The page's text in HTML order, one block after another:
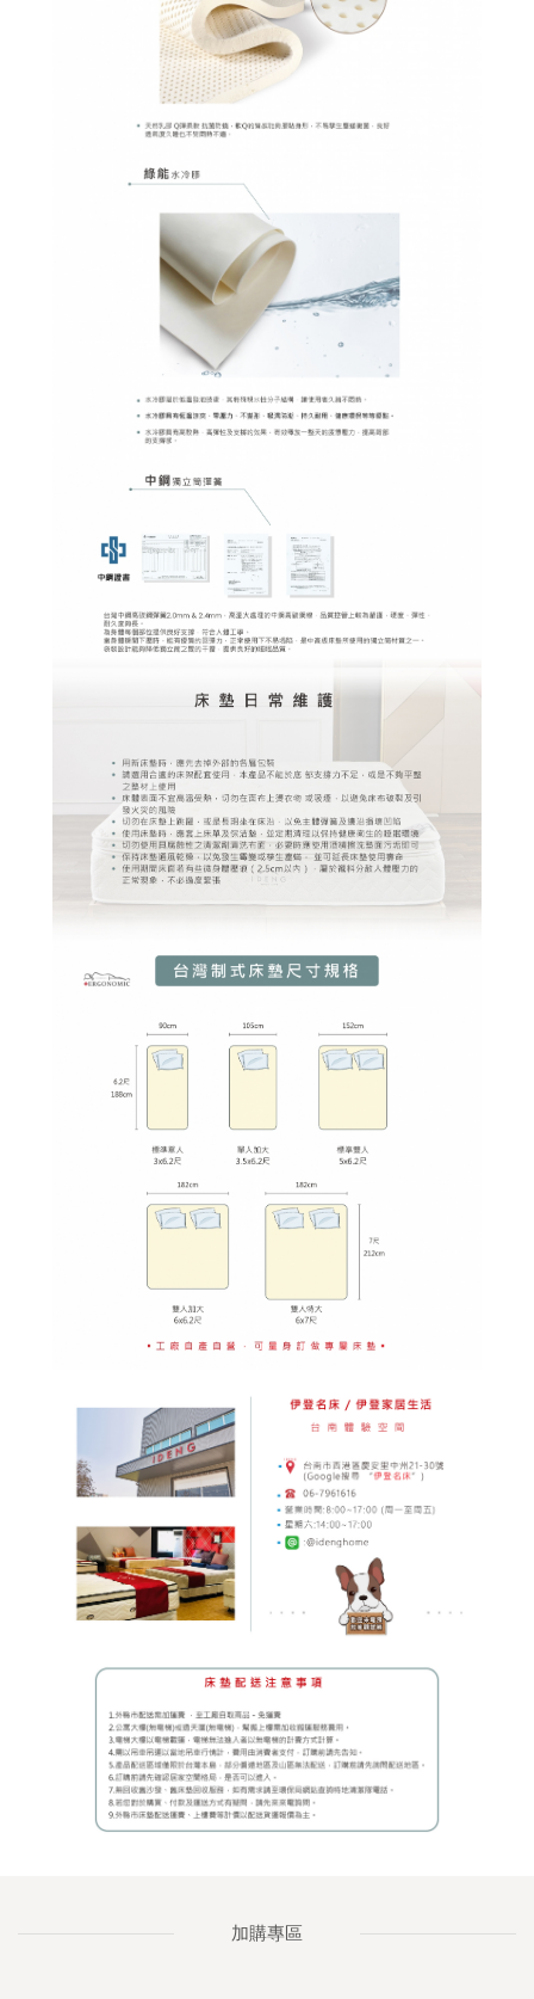
加購專區